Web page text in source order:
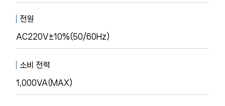
전원
AC220V±10%(50/60Hz)
소비 전력
1,000VA(MAX)